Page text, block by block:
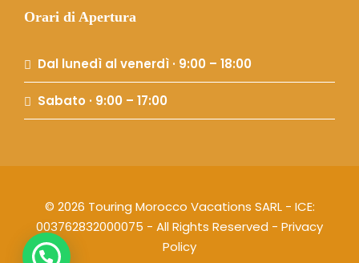
Orari di Apertura
Dal lunedì al venerdì · 9:00 – 18:00
Sabato · 9:00 – 17:00
© 2026 Touring Morocco Vacations SARL - ICE:
003762832000075 - All Rights Reserved - Privacy
Policy